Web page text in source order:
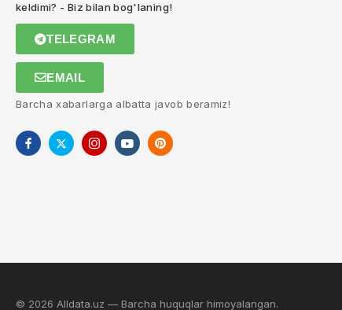
keldimi? - Biz bilan bog'laning!
TELEGRAM
EMAIL
Barcha xabarlarga albatta javob beramiz!
© 2026 Alldata.uz — Barcha huquqlar himoyalangan.